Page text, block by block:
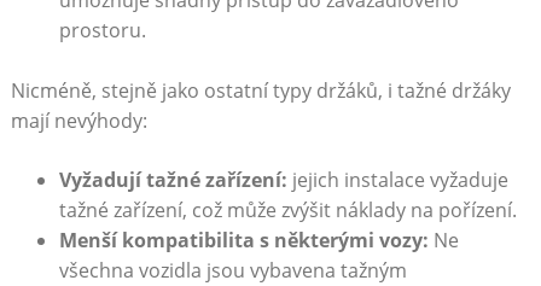
prostoru.
Nicméně, stejně⁣ jako ostatní typy​ držáků, i tažné držáky
mají nevýhody:
Vyžadují tažné zařízení: jejich instalace vyžaduje
tažné ​zařízení, ⁤což může zvýšit náklady na ‍pořízení.
Menší kompatibilita s některými vozy: Ne
⁣všechna ‌vozidla ⁤jsou vybavena tažným